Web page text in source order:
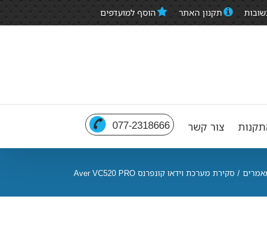
תקנון האתר הוסף למועדפים
צור קשר 077-2318666
/ סקירת מערכת וידאו קונפרנס Aver VC520 PRO